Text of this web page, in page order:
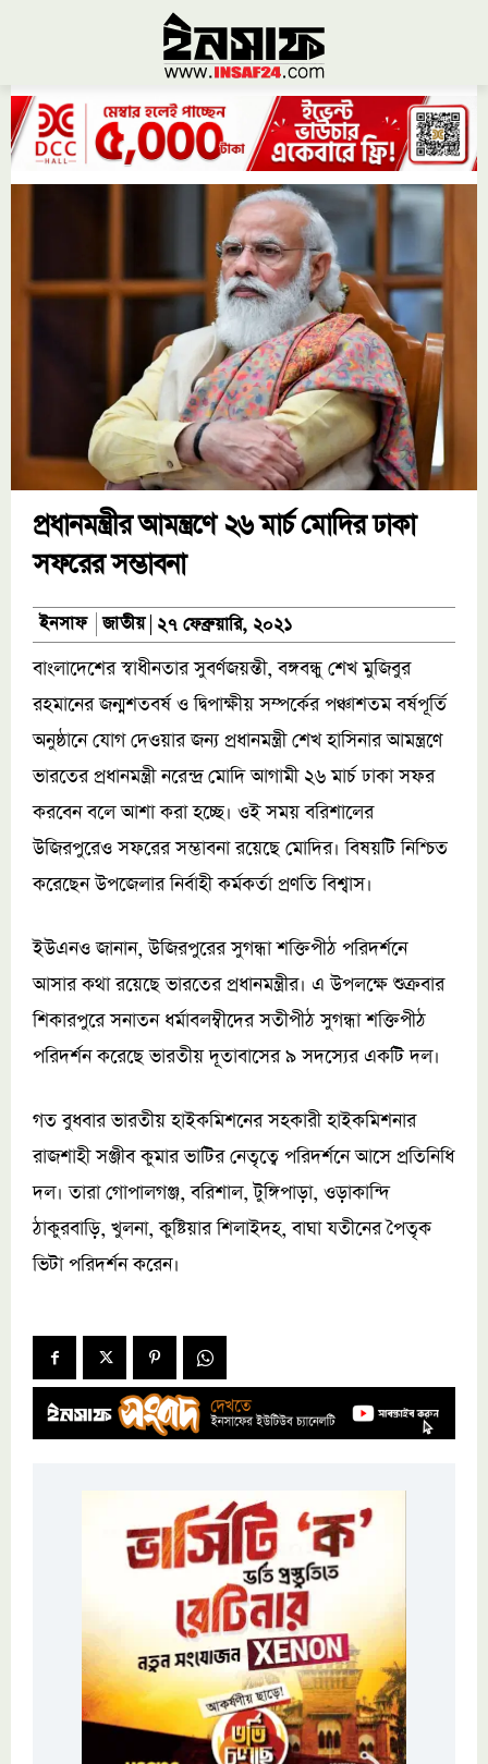
প্রধানমন্ত্রীর আমন্ত্রণে ২৬ মার্চ মোদির ঢাকা
সফরের সম্ভাবনা
ইনসাফ জাতীয় ২৭ ফেব্রুয়ারি, ২০২১
বাংলাদেশের স্বাধীনতার সুবর্ণজয়ন্তী, বঙ্গবন্ধু শেখ মুজিবুর
রহমানের জন্মশতবর্ষ ও দ্বিপাক্ষীয় সম্পর্কের পঞ্চাশতম বর্ষপূর্তি
অনুষ্ঠানে যোগ দেওয়ার জন্য প্রধানমন্ত্রী শেখ হাসিনার আমন্ত্রণে
ভারতের প্রধানমন্ত্রী নরেন্দ্র মোদি আগামী ২৬ মার্চ ঢাকা সফর
করবেন বলে আশা করা হচ্ছে। ওই সময় বরিশালের
উজিরপুরেও সফরের সম্ভাবনা রয়েছে মোদির। বিষয়টি নিশ্চিত
করেছেন উপজেলার নির্বাহী কর্মকর্তা প্রণতি বিশ্বাস।
ইউএনও জানান, উজিরপুরের সুগন্ধা শক্তিপীঠ পরিদর্শনে
আসার কথা রয়েছে ভারতের প্রধানমন্ত্রীর। এ উপলক্ষে শুক্রবার
শিকারপুরে সনাতন ধর্মাবলম্বীদের সতীপীঠ সুগন্ধা শক্তিপীঠ
পরিদর্শন করেছে ভারতীয় দূতাবাসের ৯ সদস্যের একটি দল।
গত বুধবার ভারতীয় হাইকমিশনের সহকারী হাইকমিশনার
রাজশাহী সঞ্জীব কুমার ভাটির নেতৃত্বে পরিদর্শনে আসে প্রতিনিধি
দল। তারা গোপালগঞ্জ, বরিশাল, টুঙ্গিপাড়া, ওড়াকান্দি
ঠাকুরবাড়ি, খুলনা, কুষ্টিয়ার শিলাইদহ, বাঘা যতীনের পৈতৃক
ভিটা পরিদর্শন করেন।